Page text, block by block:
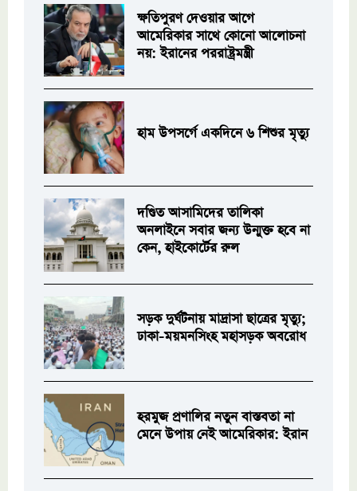
ক্ষতিপুরণ দেওয়ার আগে
আমেরিকার সাথে কোনো আলোচনা
নয়: ইরানের পররাষ্ট্রমন্ত্রী
হাম উপসর্গে একদিনে ৬ শিশুর মৃত্যু
দণ্ডিত আসামিদের তালিকা
অনলাইনে সবার জন্য উন্মুক্ত হবে না
কেন, হাইকোর্টের রুল
সড়ক দুর্ঘটনায় মাদ্রাসা ছাত্রের মৃত্যু;
ঢাকা-ময়মনসিংহ মহাসড়ক অবরোধ
হরমুজ প্রণালির নতুন বাস্তবতা না
মেনে উপায় নেই আমেরিকার: ইরান